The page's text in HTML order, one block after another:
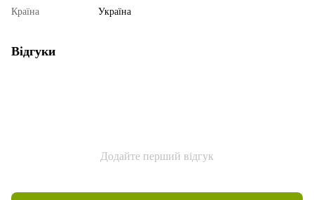
Країна
Україна
Відгуки
Додайте перший відгук